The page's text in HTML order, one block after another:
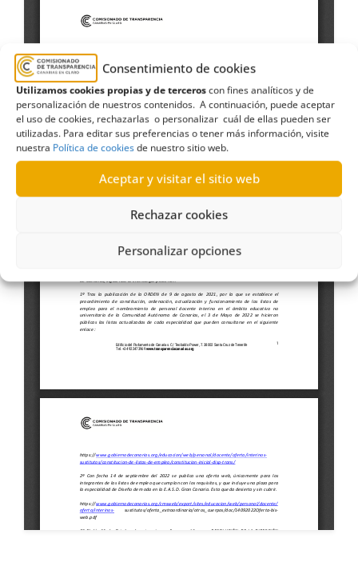
Consentimiento de cookies
Utilizamos cookies propias y de terceroscon fines analíticos y de
personalización de nuestros contenidos. A continuación, puede aceptar
el uso de cookies, rechazarlas o personalizar cuál de ellas pueden ser
utilizadas. Para editar sus preferencias o tener más información, visite
nuestra Política de cookiesde nuestro sitio web.
Aceptar y visitar el sitio web
Rechazar cookies
Personalizar opciones